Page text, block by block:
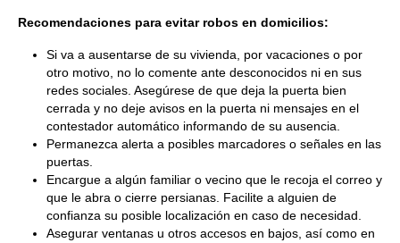
Recomendaciones para evitar robos en domicilios:
Si va a ausentarse de su vivienda, por vacaciones o por
otro motivo, no lo comente ante desconocidos ni en sus
redes sociales. Asegúrese de que deja la puerta bien
cerrada y no deje avisos en la puerta ni mensajes en el
contestador automático informando de su ausencia.
Permanezca alerta a posibles marcadores o señales en las
puertas.
Encargue a algún familiar o vecino que le recoja el correo y
que le abra o cierre persianas. Facilite a alguien de
confianza su posible localización en caso de necesidad.
Asegurar ventanas u otros accesos en bajos, así como en